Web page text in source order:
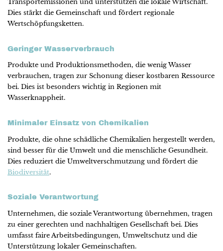
Transportemissionen und unterstützen die lokale Wirtschaft.
Dies stärkt die Gemeinschaft und fördert regionale
Wertschöpfungsketten.
Geringer Wasserverbrauch
Produkte und Produktionsmethoden, die wenig Wasser
verbrauchen, tragen zur Schonung dieser kostbaren Ressource
bei. Dies ist besonders wichtig in Regionen mit
Wasserknappheit.
Minimaler Einsatz von Chemikalien
Produkte, die ohne schädliche Chemikalien hergestellt werden,
sind besser für die Umwelt und die menschliche Gesundheit.
Dies reduziert die Umweltverschmutzung und fördert die
Biodiversität.
Soziale Verantwortung
Unternehmen, die soziale Verantwortung übernehmen, tragen
zu einer gerechten und nachhaltigen Gesellschaft bei. Dies
umfasst faire Arbeitsbedingungen, Umweltschutz und die
Unterstützung lokaler Gemeinschaften.